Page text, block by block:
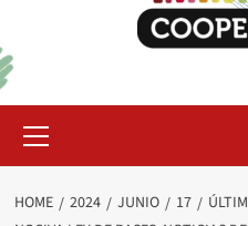
Menu
HOME 2024 JUNIO 17